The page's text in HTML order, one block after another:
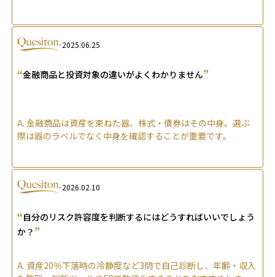
2025.06.25
“金融商品と投資対象の違いがよくわかりません”
A. 金融商品は資産を束ねた器、株式・債券はその中身。選ぶ
際は器のラベルでなく中身を確認することが重要です。
2026.02.10
“自分のリスク許容度を判断するにはどうすればいいでしょう
か？ ”
A. 資産20％下落時の冷静度など3問で自己診断し、年齢・収入